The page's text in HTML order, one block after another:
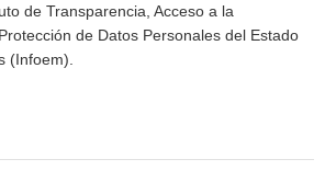
de Transparencia, Acceso a la
de Datos Personales del Estado
(Infoem).